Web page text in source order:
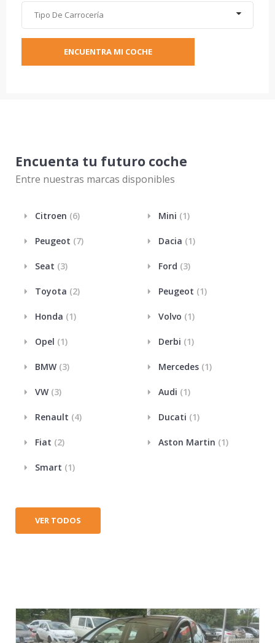
Tipo De Carrocería
ENCUENTRA MI COCHE
Encuenta tu futuro coche
Entre nuestras marcas disponibles
Citroen (6)
Peugeot (7)
Seat (3)
Toyota (2)
Honda (1)
Opel (1)
BMW (3)
VW (3)
Renault (4)
Fiat (2)
Smart (1)
Mini (1)
Dacia (1)
Ford (3)
Peugeot (1)
Volvo (1)
Derbi (1)
Mercedes (1)
Audi (1)
Ducati (1)
Aston Martin (1)
VER TODOS